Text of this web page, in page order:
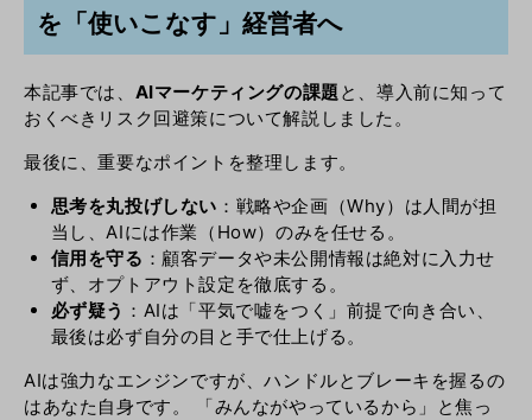
を「使いこなす」経営者へ
本記事では、 AIマーケティングの課題 と、導入前に知って
おくべきリスク回避策について解説しました。
最後に、重要なポイントを整理します。
思考を丸投げしない ：戦略や企画（Why）は人間が担
当し、AIには作業（How）のみを任せる。
信用を守る ：顧客データや未公開情報は絶対に入力せ
ず、オプトアウト設定を徹底する。
必ず疑う ：AIは「平気で嘘をつく」前提で向き合い、
最後は必ず自分の目と手で仕上げる。
AIは強力なエンジンですが、ハンドルとブレーキを握るの
はあなた自身です。 「みんながやっているから」と焦っ